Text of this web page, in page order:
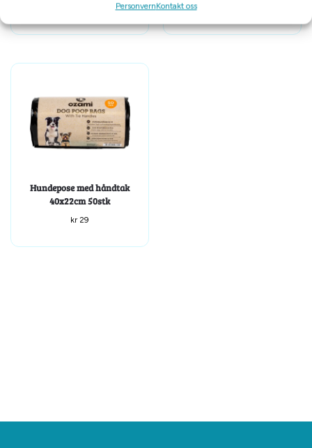
PersonvernKontakt oss
Hundepose med håndtak
40x22cm 50stk
kr 29